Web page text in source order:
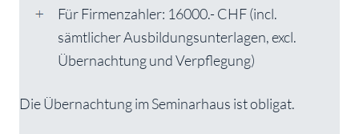
Für Firmenzahler: 16000.- CHF (incl.
sämtlicher Ausbildungsunterlagen, excl.
Übernachtung und Verpflegung)
Die Übernachtung im Seminarhaus ist obligat.